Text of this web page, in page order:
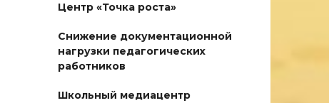
Центр «Точка роста»
Снижение документационной
нагрузки педагогических
работников
Школьный медиацентр